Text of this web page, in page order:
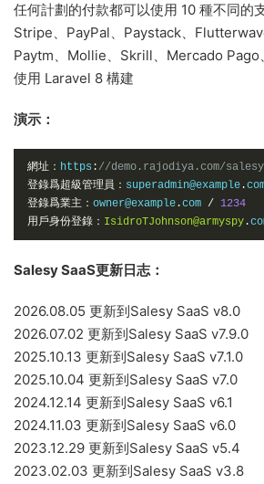
任何計劃的付款都可以使用 10 種不同的
Stripe、PayPal、Paystack、
Paytm、Mollie、Skrill、Mercado Pago
使用 Laravel 8 構建
演示：
網址： https : //demo.rajodiya.com/
登錄爲超級管理員： superadmin@example .
登錄爲業主： owner@example .com /
1234
用戶身份登錄： IsidroTJohnson@armyspy .
Salesy SaaS更新日志：
2026.08.05 更新到Salesy SaaS v8.0
2026.07.02 更新到Salesy SaaS v7.9.0
2025.10.13 更新到Salesy SaaS v7.1.0
2025.10.04 更新到Salesy SaaS v7.0
2024.12.14 更新到Salesy SaaS v6.1
2024.11.03 更新到Salesy SaaS v6.0
2023.12.29 更新到Salesy SaaS v5.4
2023.02.03 更新到Salesy SaaS v3.8